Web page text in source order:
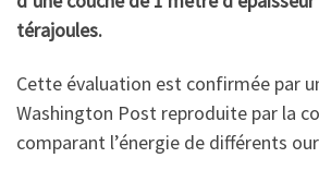
térajoules.
Cette évaluation est confirmée par
Washington Post reproduite par la
comparant l’énergie de différents